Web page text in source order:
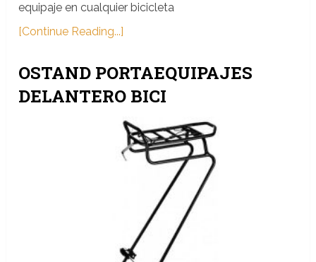
equipaje en cualquier bicicleta
[Continue Reading...]
OSTAND PORTAEQUIPAJES
DELANTERO BICI